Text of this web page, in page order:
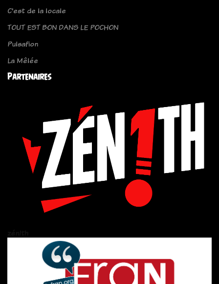
C'est de la locale
TOUT EST BON DANS LE POCHON
Pulsafion
La Mêlée
Partenaires